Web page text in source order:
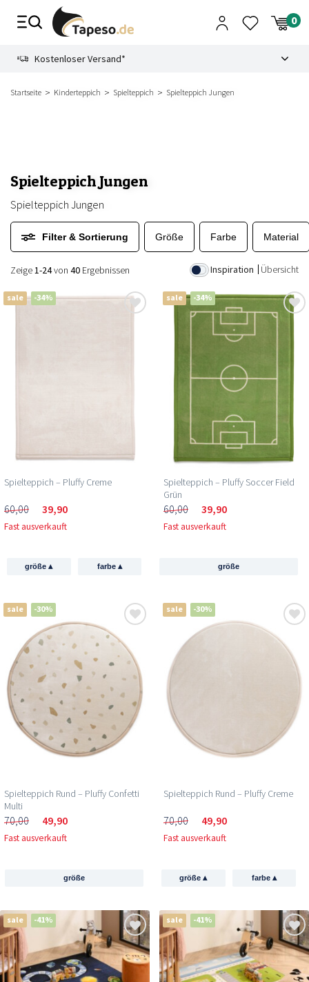
Zusammenbruch
Kostenloser Versand*
Startseite Kinderteppich Spielteppich Spielteppich Jungen
Spielteppich Jungen
Spielteppich Jungen
Filter & Sortierung Größe Farbe Material
Inspiration Übersicht
Zeige1-24von 40 Ergebnissen
sale -34%
Spielteppich – Pluffy Creme
60,00 39,90
Fast ausverkauft
größe▴ farbe ▴
sale -34%
Spielteppich – Pluffy Soccer Field
Grün
60,00 39,90
Fast ausverkauft
größe
sale -30%
Spielteppich Rund – Pluffy Confetti
Multi
70,00 49,90
Fast ausverkauft
größe
sale -30%
Spielteppich Rund – Pluffy Creme
70,00 49,90
Fast ausverkauft
größe▴ farbe ▴
sale -41% sale -41%